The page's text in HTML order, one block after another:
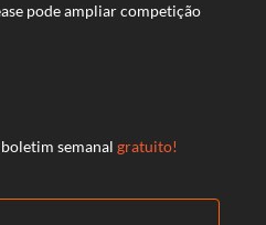
pode ampliar competição
semanal gratuito!